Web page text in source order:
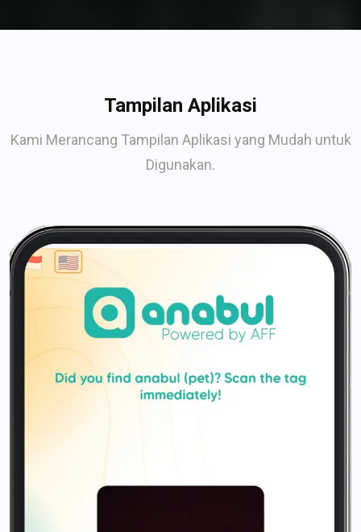
Tampilan Aplikasi
Kami Merancang Tampilan Aplikasi yang Mudah untuk
Digunakan.